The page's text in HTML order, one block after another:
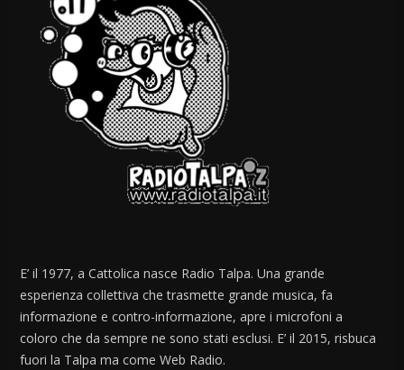
E’ il 1977, a Cattolica nasce Radio Talpa. Una grande
esperienza collettiva che trasmette grande musica, fa
informazione e contro-informazione, apre i microfoni a
coloro che da sempre ne sono stati esclusi. E’ il 2015, risbuca
fuori la Talpa ma come Web Radio.